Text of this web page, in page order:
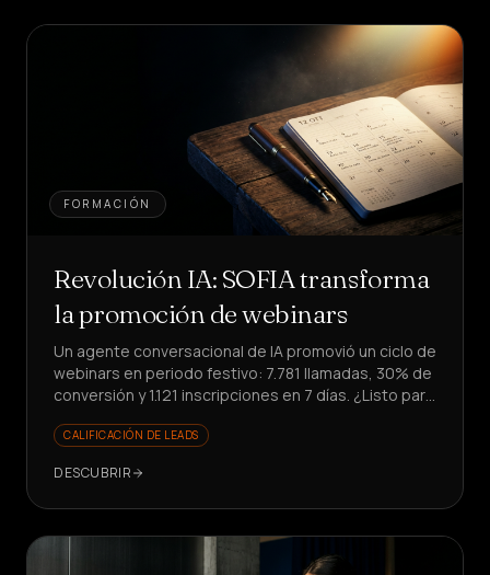
FORMACIÓN
Revolución IA: SOFIA transforma
la promoción de webinars
Un agente conversacional de IA promovió un ciclo de
webinars en periodo festivo: 7.781 llamadas, 30% de
conversión y 1.121 inscripciones en 7 días. ¿Listo para
CALIFICACIÓN DE LEADS
DESCUBRIR